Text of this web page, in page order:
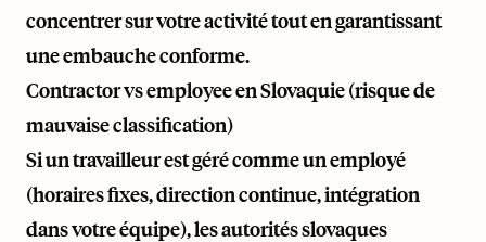
concentrer sur votre activité tout en garantissant
une embauche conforme.
Contractor vs employee en Slovaquie (risque de
mauvaise classification)
Si un travailleur est géré comme un employé
(horaires fixes, direction continue, intégration
dans votre équipe), les autorités slovaques